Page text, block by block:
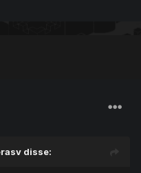
disse: